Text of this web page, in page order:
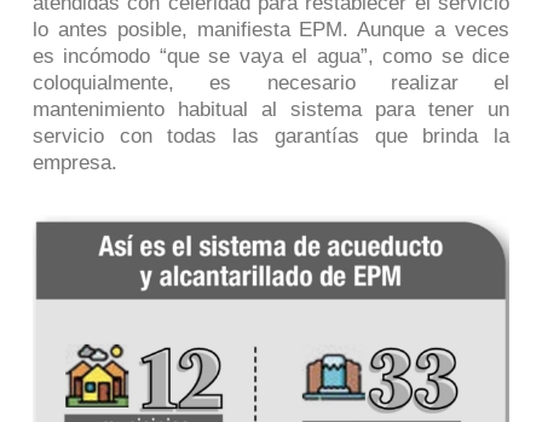
lo antes posible, manifiesta EPM. Aunque a veces
es incómodo “que se vaya el agua”, como se dice
coloquialmente, es necesario realizar el
mantenimiento habitual al sistema para tener un
servicio con todas las garantías que brinda la
empresa.